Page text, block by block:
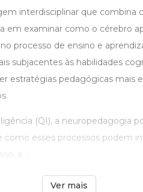
interdisciplinar que combina
em examinar como o cérebro
processo de ensino e
subjacentes às habilidades
estratégias pedagógicas mais
(QI), a neuropedagogia
como esses processos podem
a ...
Ver mais